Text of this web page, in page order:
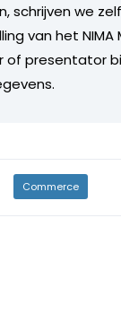
schrijven we
van het
presentator
Commerce